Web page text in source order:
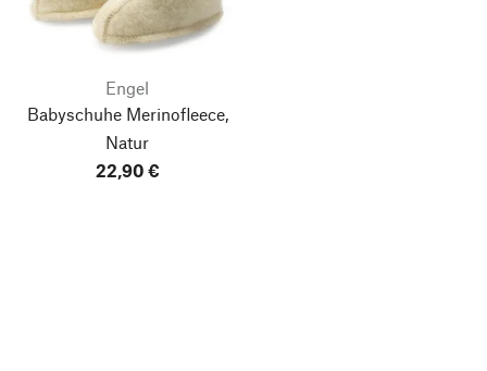
Engel
Babyschuhe Merinofleece,
Natur
22,90 €